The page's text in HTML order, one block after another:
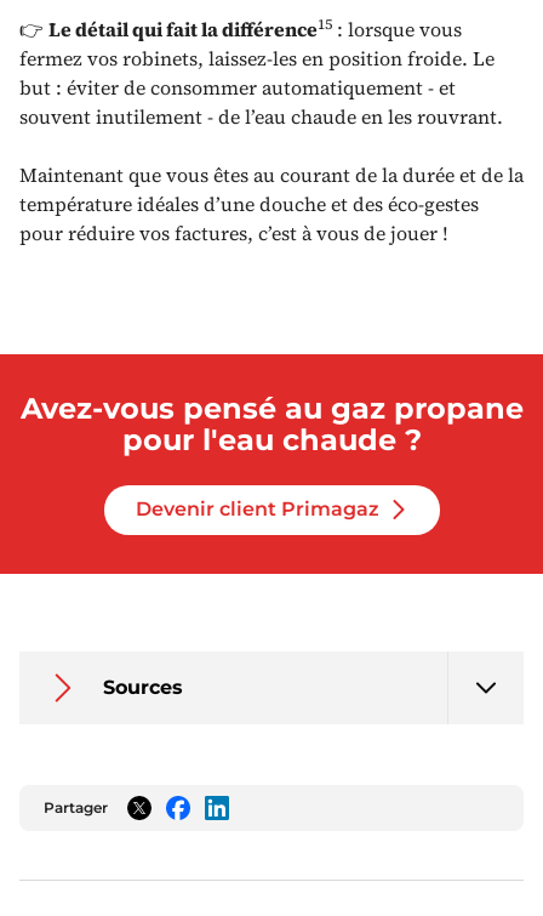
👉 Le détail qui fait la différence15 : lorsque vous
fermez vos robinets, laissez-les en position froide. Le
but : éviter de consommer automatiquement - et
souvent inutilement - de l’eau chaude en les rouvrant.
Maintenant que vous êtes au courant de la durée et de la
température idéales d’une douche et des éco-gestes
pour réduire vos factures, c’est à vous de jouer !
Avez-vous pensé au gaz propane
pour l'eau chaude ?
Devenir client Primagaz
Sources
Partager
TwitterFacebookLinkedIn